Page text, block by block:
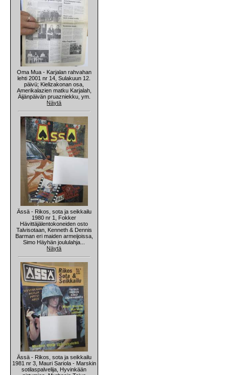
Oma Mua - Karjalan rahvahan
lehti 2001 nr 14, Sulakuun 12.
päivü; Kielizakonan osa,
Amerikalazien matku Karjalah,
Äijänpäivän pruazniekku, ym.
Näytä
Ässä - Rikos, sota ja seikkailu
1980 nr 1, Fokker
Hävittäjälentokoneiden osto
Talvisotaan, Kenneth & Dennis
Barman eri maiden armeijoissa,
Simo Häyhän joululahja...
Näytä
Ässä - Rikos, sota ja seikkailu
1981 nr 3, Mauri Sariola - Marskin
sotilaspalvelija, Hyvinkään